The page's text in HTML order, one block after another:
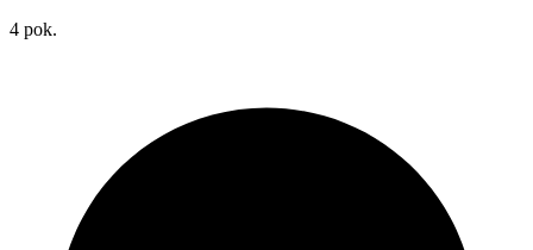
4 pok.